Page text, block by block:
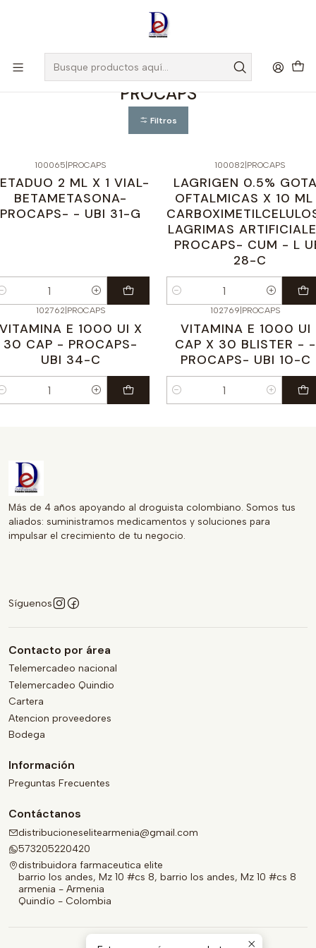
, Si eres nuevo regístrate
PROCAPS
Filtros
100065|PROCAPS
2 ML X 1 VIAL-
BETAMETASONA-
PROCAPS- - UBI 31-G
100082|PROCAPS
LAGRIGEN 0.5%
OFTALMICAS X 10
LAGRIMAS
PROCAPS- CUM - L
28-C
Cantidad
102762| PROCAPS
E 1000 UI X
30 CAP - PROCAPS-
UBI 34-C
102769 PROCAPS
VITAMINA E 1000 UI
CAP X 30 BLISTER - -
PROCAPS- UBI 10-C
Cantidad
Más de 4 años apoyando al droguista colombiano. Somos tus
aliados: suministramos medicamentos y soluciones para
impulsar el crecimiento de tu negocio.
Síguenos
Contacto por área
Telemercadeo nacional
Telemercadeo Quindio
Cartera
Atencion proveedores
Bodega
Información
Preguntas Frecuentes
Contáctanos
distribucioneselitearmenia@gmail.com
573205220420
distribuidora farmaceutica elite
barrio los andes, Mz 10 #cs 8, barrio los andes, Mz 10 #cs 8
armenia - Armenia
Quindío - Colombia